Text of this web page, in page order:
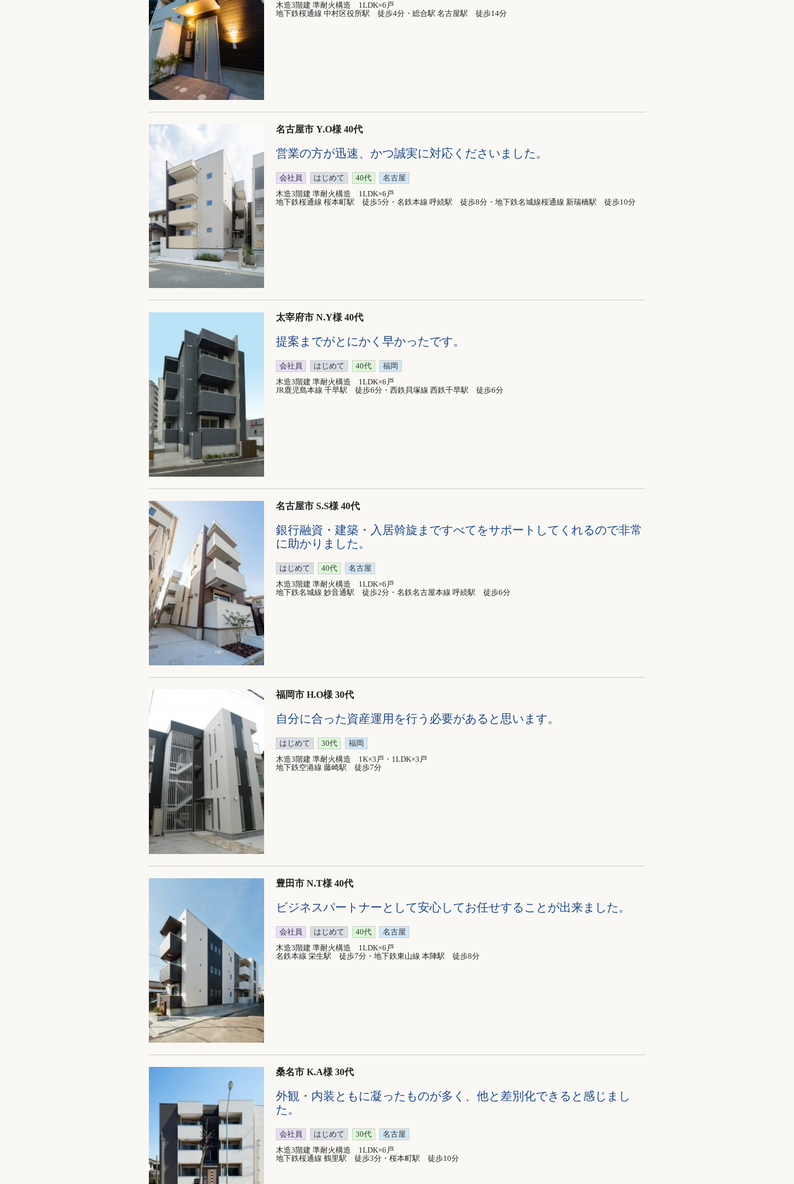
木造3階建 準耐火構造 1LDK×6戸
地下鉄桜通線 中村区役所駅 徒歩4分・総合駅 名古屋駅 徒歩14分
名古屋市 Y.O様 40代
営業の方が迅速、かつ誠実に対応くださいました。
会社員 はじめて 40代
名古屋
木造3階建 準耐火構造 1LDK×6戸
地下鉄桜通線 桜本町駅 徒歩5分・名鉄本線 呼続駅 徒歩8分・地下鉄名城線桜通線 新瑞橋駅 徒歩10分
太宰府市 N.Y様 40代
提案までがとにかく早かったです。
会社員 はじめて 40代
福岡
木造3階建 準耐火構造 1LDK×6戸
JR鹿児島本線 千早駅 徒歩6分・西鉄貝塚線 西鉄千早駅 徒歩6分
名古屋市 S.S様 40代
銀行融資・建築・入居斡旋まですべてをサポートしてくれるので非常
に助かりました。
はじめて 40代
名古屋
木造3階建 準耐火構造 1LDK×6戸
地下鉄名城線 妙音通駅 徒歩2分・名鉄名古屋本線 呼続駅 徒歩6分
福岡市 H.O様 30代
自分に合った資産運用を行う必要があると思います。
はじめて 30代
福岡
木造3階建 準耐火構造 1K×3戸・1LDK×3戸
地下鉄空港線 藤崎駅 徒歩7分
豊田市 N.T様 40代
ビジネスパートナーとして安心してお任せすることが出来ました。
会社員 はじめて 40代
名古屋
木造3階建 準耐火構造 1LDK×6戸
名鉄本線 栄生駅 徒歩7分・地下鉄東山線 本陣駅 徒歩8分
桑名市 K.A様 30代
外観・内装ともに凝ったものが多く、他と差別化できると感じまし
た。
会社員 はじめて 30代
名古屋
木造3階建 準耐火構造 1LDK×6戸
地下鉄桜通線 鶴里駅 徒歩3分・桜本町駅 徒歩10分